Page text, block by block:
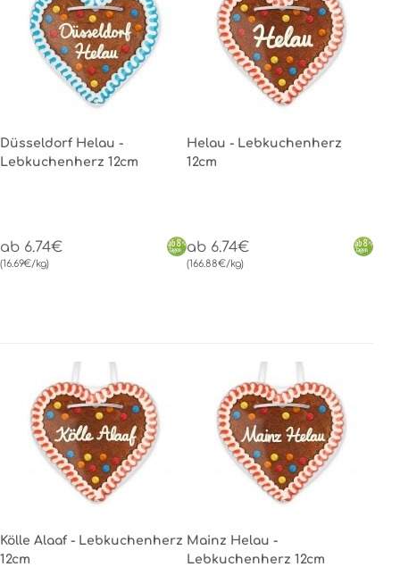
Düsseldorf Helau -
Lebkuchenherz 12cm
ab 6.74€
(16.69€/kg)
Helau - Lebkuchenherz
12cm
ab 6.74€
(166.88€/kg)
Kölle Alaaf - Lebkuchenherz
12cm
Mainz Helau -
Lebkuchenherz 12cm